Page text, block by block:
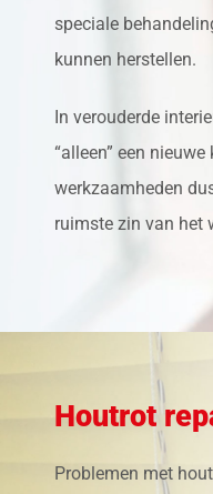
speciale
kunnen herstellen.
In verouderde
“alleen” een
werkzaamheden
ruimste zin van het
Houtrot
Problemen met